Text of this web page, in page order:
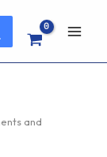
and